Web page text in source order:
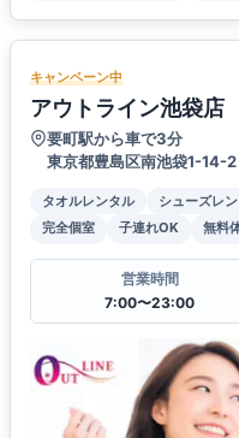
キャンペーン中
アウトライン池袋店
要町駅から車で3分
東京都豊島区南池袋1-14-
タオルレンタル シューズレ
完全個室
子連れOK 無料
営業時間
7:00〜23:00